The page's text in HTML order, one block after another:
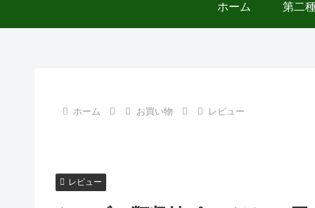
ホーム 第二
ホーム お買い物 レビュー
レビュー